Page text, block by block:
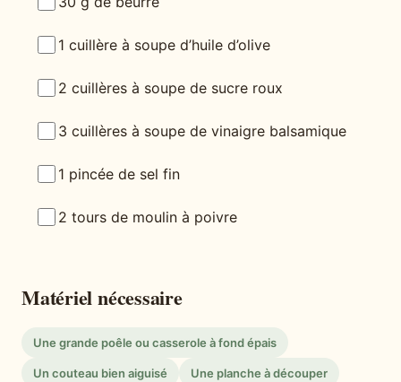
1 cuillère à soupe d’huile d’olive
2 cuillères à soupe de sucre roux
3 cuillères à soupe de vinaigre balsamique
1 pincée de sel fin
2 tours de moulin à poivre
Matériel nécessaire
Une grande poêle ou casserole à fond épais
Un couteau bien aiguisé Une planche à découper